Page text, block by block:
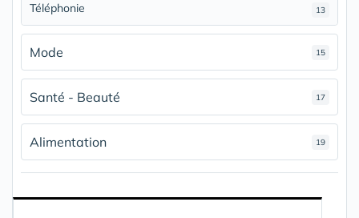
Téléphonie 13
Mode 15
Santé - Beauté 17
Alimentation 19